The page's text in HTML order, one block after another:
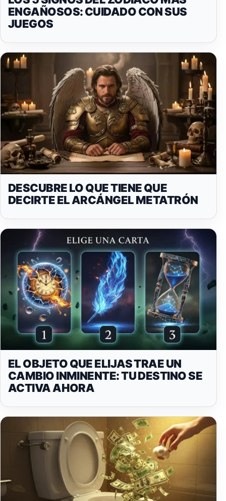
ENGAÑOSOS: CUIDADO CON SUS
JUEGOS
DESCUBRE LO QUE TIENE QUE
DECIRTE EL ARCÁNGEL METATRÓN
EL OBJETO QUE ELIJAS TRAE UN
CAMBIO INMINENTE: TU DESTINO SE
ACTIVA AHORA